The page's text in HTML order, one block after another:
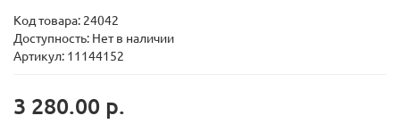
Код товара: 24042
Доступность: Нет в наличии
Артикул: 11144152
3 280.00 р.